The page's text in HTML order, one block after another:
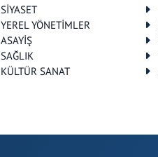
SİYASET
YEREL YÖNETİMLER
ASAYİŞ
SAĞLIK
KÜLTÜR SANAT